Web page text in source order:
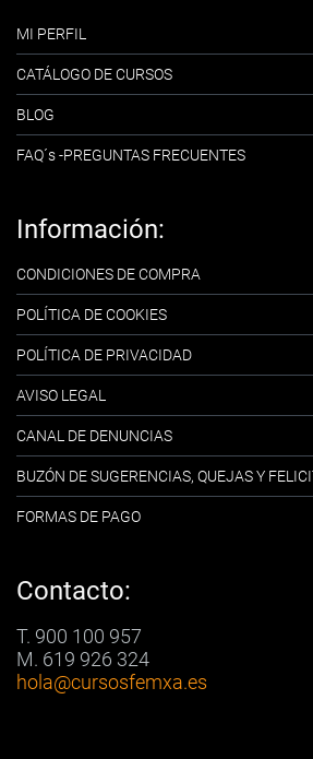
MI PERFIL
CATÁLOGO DE CURSOS
BLOG
FAQ´s -PREGUNTAS FRECUENTES
Información:
CONDICIONES DE COMPRA
POLÍTICA DE COOKIES
POLÍTICA DE PRIVACIDAD
AVISO LEGAL
CANAL DE DENUNCIAS
BUZÓN DE SUGERENCIAS, QUEJAS Y
FORMAS DE PAGO
Contacto:
T. 900 100 957
M. 619 926 324
hola@cursosfemxa.es